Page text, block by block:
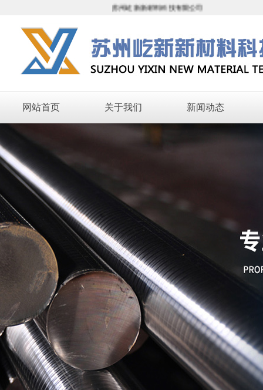
苏州屹新新材料科技有限公司
网站首页 关于我们 新闻动态